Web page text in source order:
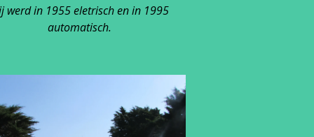
werd in 1955 eletrisch en in 1995
automatisch.